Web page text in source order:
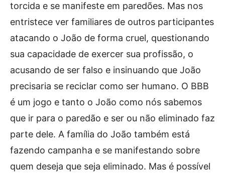
torcida e se manifeste em paredões. Mas nos
entristece ver familiares de outros participantes
atacando o João de forma cruel, questionando
sua capacidade de exercer sua profissão, o
acusando de ser falso e insinuando que João
precisaria se reciclar como ser humano. O BBB
é um jogo e tanto o João como nós sabemos
que ir para o paredão e ser ou não eliminado faz
parte dele. A família do João também está
fazendo campanha e se manifestando sobre
quem deseja que seja eliminado. Mas é possível